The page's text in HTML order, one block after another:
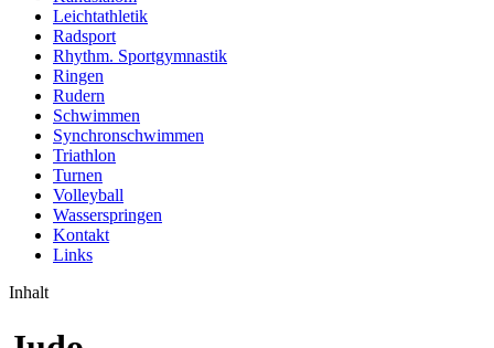
Leichtathletik
Radsport
Rhythm. Sportgymnastik
Ringen
Rudern
Schwimmen
Synchronschwimmen
Triathlon
Turnen
Volleyball
Wasserspringen
Kontakt
Links
Inhalt